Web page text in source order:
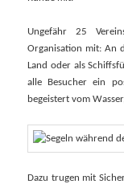
Ungefähr 25
Organisation mit: An
Land oder als
alle Besucher ein
begeistert vom
Dazu trugen mit